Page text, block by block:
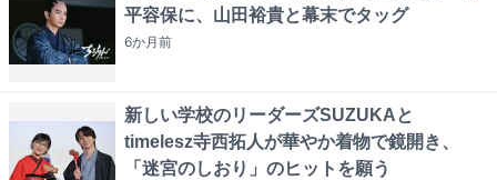
平容保に、山田裕貴と幕末でタッグ
6か月前
新しい学校のリーダーズSUZUKAと
timelesz寺西拓人が華やか着物で鏡開き、
「迷宮のしおり」のヒットを願う